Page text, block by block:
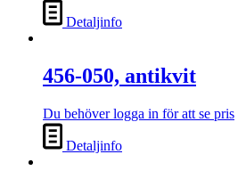
Detaljinfo
456-050, antikvit
Du behöver logga in för att se pris
Detaljinfo